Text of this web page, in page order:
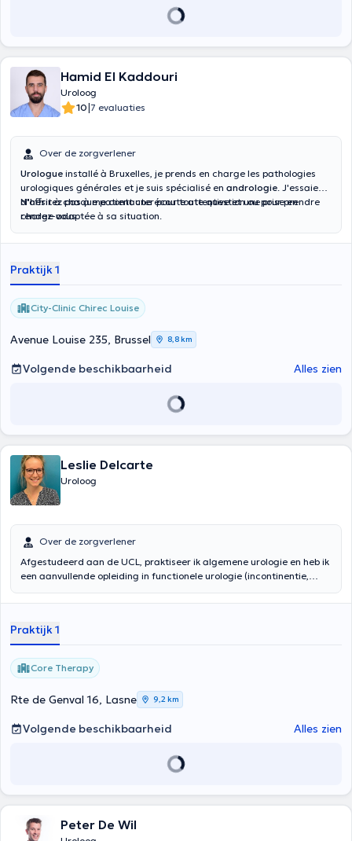
Hamid El Kaddouri
Uroloog
10|7 evaluaties
Over de zorgverlener
Urologue installé à Bruxelles, je prends en charge les pathologies
urologiques générales et je suis spécialisé en andrologie. J'essaie
d'offrir à chaque patient une écoute attentive et une prise en
charge adaptée à sa situation.
N'hésitez pas à me contacter pour toute question ou pour prendre
rendez-vous.
Praktijk 1
City-Clinic Chirec Louise
Avenue Louise 235, Brussel 8,8 km
Volgende beschikbaarheid Alles zien
Leslie Delcarte
Uroloog
Over de zorgverlener
Afgestudeerd aan de UCL, praktiseer ik algemene urologie en heb ik
een aanvullende opleiding in functionele urologie (incontinentie,
ziekenhuis in Brussel en verwelkom je ook op consultatie in het
Praktijk 1
Core Therapy
Rte de Genval 16, Lasne 9,2 km
Volgende beschikbaarheid Alles zien
Peter De Wil